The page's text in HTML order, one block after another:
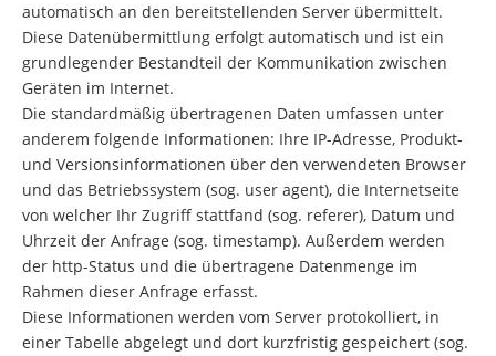
automatisch an den bereitstellenden Server übermittelt.
Diese Datenübermittlung erfolgt automatisch und ist ein
grundlegender Bestandteil der Kommunikation zwischen
Geräten im Internet.
Die standardmäßig übertragenen Daten umfassen unter
anderem folgende Informationen: Ihre IP-Adresse, Produkt-
und Versionsinformationen über den verwendeten Browser
und das Betriebssystem (sog. user agent), die Internetseite
von welcher Ihr Zugriff stattfand (sog. referer), Datum und
Uhrzeit der Anfrage (sog. timestamp). Außerdem werden
der http-Status und die übertragene Datenmenge im
Rahmen dieser Anfrage erfasst.
Diese Informationen werden vom Server protokolliert, in
einer Tabelle abgelegt und dort kurzfristig gespeichert (sog.